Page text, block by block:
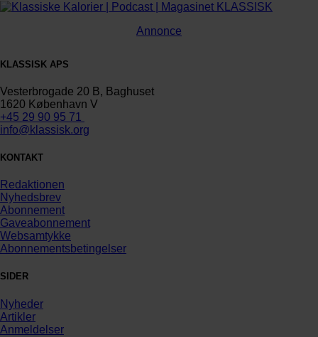
Annonce
KLASSISK APS
Vesterbrogade 20 B, Baghuset
1620 København V
+45 29 90 95 71
info@klassisk.org
KONTAKT
Redaktionen
Nyhedsbrev
Abonnement
Gaveabonnement
Websamtykke
Abonnementsbetingelser
SIDER
Nyheder
Artikler
Anmeldelser